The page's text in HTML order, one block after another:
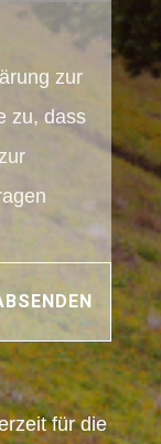
zur
zu, dass
für die